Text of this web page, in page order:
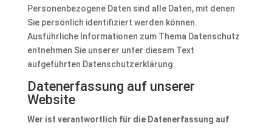
Personenbezogene Daten sind alle Daten, mit denen
Sie persönlich identifiziert werden können.
Ausführliche Informationen zum Thema Datenschutz
entnehmen Sie unserer unter diesem Text
aufgeführten Datenschutzerklärung.
Datenerfassung auf unserer
Website
Wer ist verantwortlich für die Datenerfassung auf